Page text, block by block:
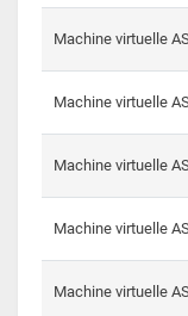
Machine virtuelle
Machine virtuelle
Machine virtuelle
Machine virtuelle
Machine virtuelle